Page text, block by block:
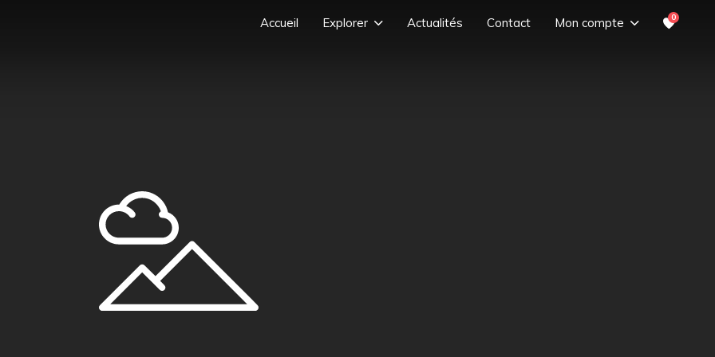
Accueil Explorer Actualités Contact Mon compte 0